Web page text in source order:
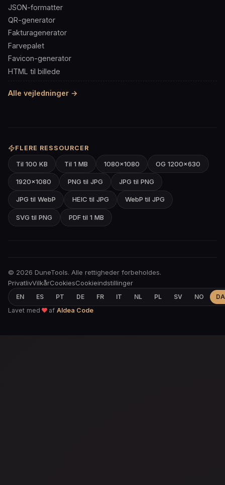
JSON-formatter
QR-generator
Fakturagenerator
Farvepalet
Favicon-generator
HTML til billede
Alle vejledninger →
FLERE RESSOURCER
Til 100 KB Til 1 MB 1080×1080 OG 1200×630
1920×1080 PNG til JPG JPG til PNG
JPG til WebP HEIC til JPG WebP til JPG
SVG til PNG PDF til 1 MB
© 2026 DuneTools. Alle rettigheder forbeholdes.
PrivatlivVilkårCookiesCookieindstillinger
EN ES PT DE FR IT NL PL SV NO
DA
Lavet med
af Aldea Code